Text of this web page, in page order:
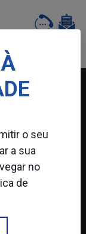
o seu
a sua
no
de